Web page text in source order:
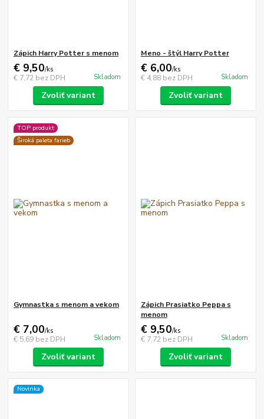
Zápich Harry Potter s menom
€ 9,50/ks
€ 7,72 bez DPH Skladom
Zvoliť variant
Meno - štýl Harry Potter
€ 6,00/ks
€ 4,88 bez DPH Skladom
Zvoliť variant
TOP produkt
Široká paleta farieb
Gymnastka s menom a vekom
€ 7,00/ks
€ 5,69 bez DPH Skladom
Zvoliť variant
Zápich Prasiatko Peppa s
menom
€ 9,50/ks
€ 7,72 bez DPH Skladom
Zvoliť variant
Novinka